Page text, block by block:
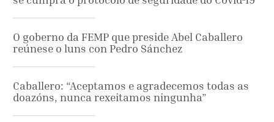
O goberno da FEMP que preside Abel Caballero
reúnese o luns con Pedro Sánchez
Caballero: “Aceptamos e agradecemos todas as
doazóns, nunca rexeitamos ningunha”